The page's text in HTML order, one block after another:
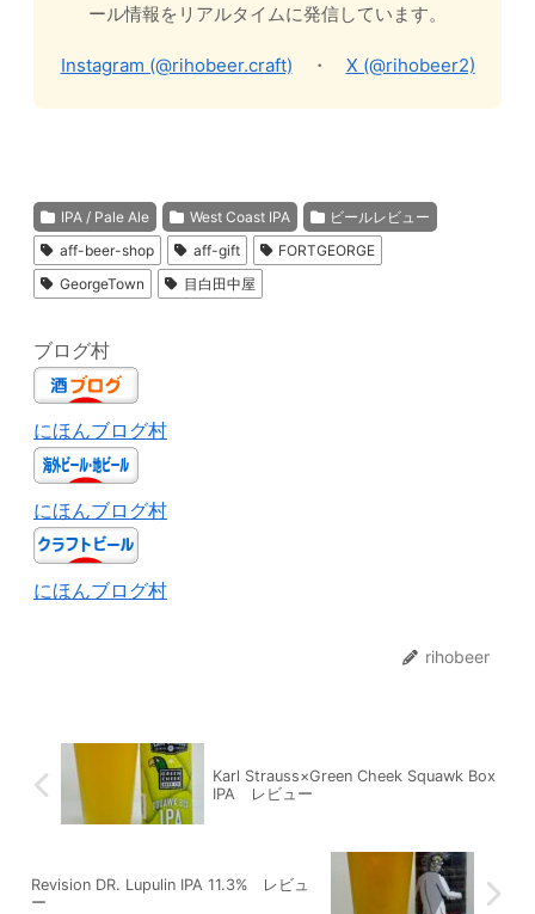
ール情報をリアルタイムに発信しています。
Instagram (@rihobeer.craft) ・ X (@rihobeer2)
IPA / Pale Ale West Coast IPA
ビールレビュー
aff-beer-shop
aff-gift
FORTGEORGE
GeorgeTown
目白田中屋
ブログ村
にほんブログ村
にほんブログ村
にほんブログ村
rihobeer
Karl Strauss×Green Cheek Squawk Box
IPA レビュー
Revision DR. Lupulin IPA 11.3% レビュ
ー